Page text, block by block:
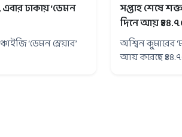
ঢাকায় ‘ডেমন
‘ডেমন স্লেয়ার’
সপ্তাহ শেষে
দিনে আয়
অশ্বিন কুমারের
আয় করেছে